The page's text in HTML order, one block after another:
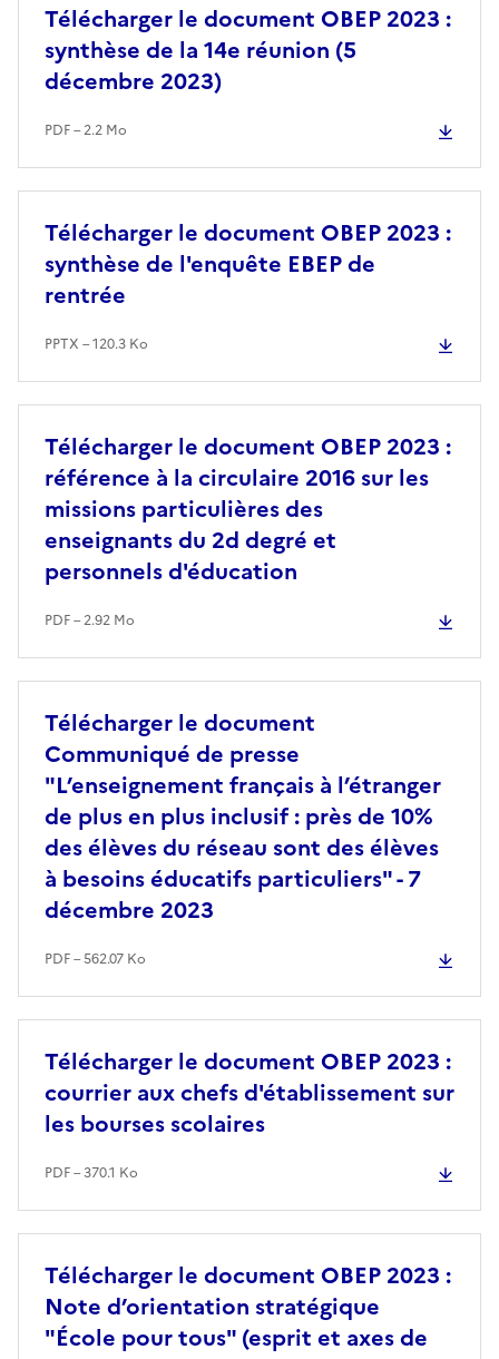
Télécharger le document OBEP 2023 :
synthèse de la 14e réunion (5
décembre 2023)
PDF – 2.2 Mo
Télécharger le document OBEP 2023 :
synthèse de l'enquête EBEP de
rentrée
PPTX – 120.3 Ko
Télécharger le document OBEP 2023 :
référence à la circulaire 2016 sur les
missions particulières des
enseignants du 2d degré et
personnels d'éducation
PDF – 2.92 Mo
Télécharger le document
Communiqué de presse
"L’enseignement français à l’étranger
de plus en plus inclusif : près de 10%
des élèves du réseau sont des élèves
à besoins éducatifs particuliers" - 7
décembre 2023
PDF – 562.07 Ko
Télécharger le document OBEP 2023 :
courrier aux chefs d'établissement sur
les bourses scolaires
PDF – 370.1 Ko
Télécharger le document OBEP 2023 :
Note d’orientation stratégique
"École pour tous" (esprit et axes de